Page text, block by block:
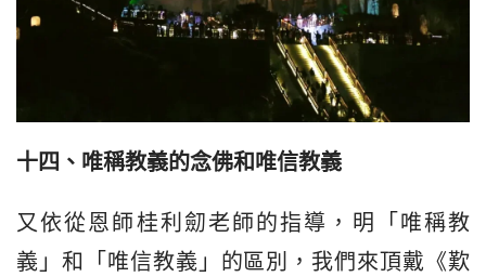
十四、 唯稱教義的念佛和唯信教義
又依從恩師桂利劎老師的指導，明「唯稱教
義」和「唯信教義」的區別，我們來頂戴《歎